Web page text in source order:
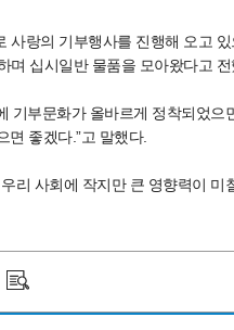
랑의 기부행사를 진행해 오고
며 십시일반 물품을 모아왔다고 전
기부문화가 올바르게 정착되었으
면 좋겠다.”고 말했다.
리 사회에 작지만 큰 영향력이 미